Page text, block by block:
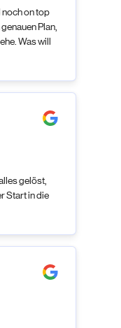
noch on top
Plan,
Was will
gelöst,
Start in die